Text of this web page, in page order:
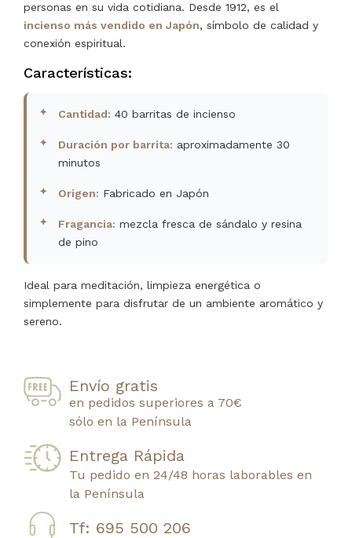
personas en su vida cotidiana. Desde 1912, es el
incienso más vendido en Japón, símbolo de calidad y
conexión espiritual.
Características:
Cantidad: 40 barritas de incienso
Duración por barrita: aproximadamente 30
minutos
Origen: Fabricado en Japón
Fragancia: mezcla fresca de sándalo y resina
de pino
Ideal para meditación, limpieza energética o
simplemente para disfrutar de un ambiente aromático y
sereno.
Envío gratis
en pedidos superiores a 70€
sólo en la Península
Entrega Rápida
Tu pedido en 24/48 horas laborables en
la Península
Tf: 695 500 206